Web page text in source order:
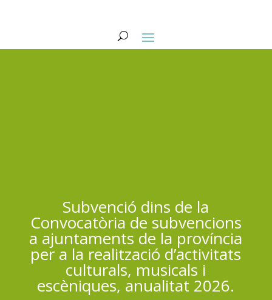
Subvenció dins de la
Convocatòria de subvencions
a ajuntaments de la província
per a la realització d’activitats
culturals, musicals i
escèniques, anualitat 2026.